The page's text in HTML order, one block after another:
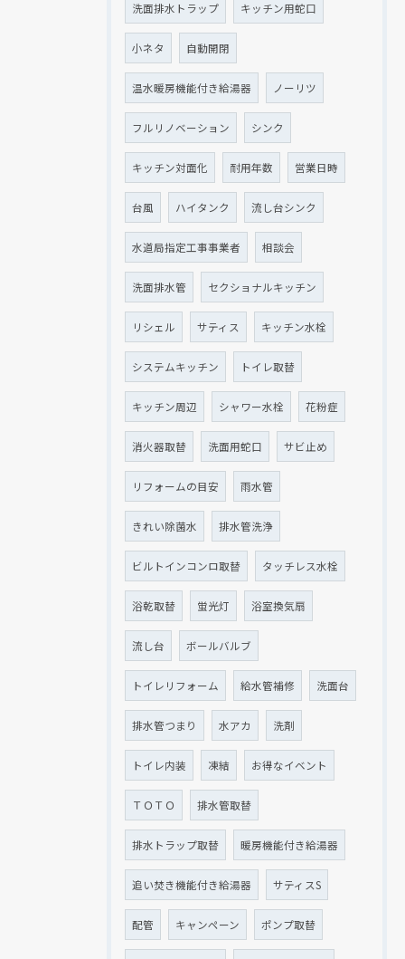
洗面排水トラップ キッチン用蛇口
小ネタ 自動開閉
温水暖房機能付き給湯器 ノーリツ
フルリノベーション シンク
キッチン対面化 耐用年数 営業日時
台風 ハイタンク 流し台シンク
水道局指定工事事業者 相談会
洗面排水管 セクショナルキッチン
リシェル サティス キッチン水栓
システムキッチン トイレ取替
キッチン周辺 シャワー水栓 花粉症
消火器取替 洗面用蛇口 サビ止め
リフォームの目安 雨水管
きれい除菌水 排水管洗浄
ビルトインコンロ取替 タッチレス水栓
浴乾取替 蛍光灯 浴室換気扇
流し台 ボールバルブ
トイレリフォーム 給水管補修 洗面台
排水管つまり 水アカ 洗剤
トイレ内装 凍結 お得なイベント
ＴＯＴＯ 排水管取替
排水トラップ取替 暖房機能付き給湯器
追い焚き機能付き給湯器 サティスS
配管 キャンペーン ポンプ取替
クリックでチラシのページにジャンプします
クリックでチラシのページにジャンプします